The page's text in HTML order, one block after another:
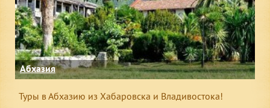
Абхазия
Туры в Абхазию из Хабаровска и Владивостока!